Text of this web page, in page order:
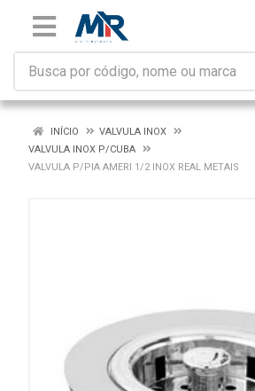
INÍCIO
VALVULA INOX
VALVULA INOX P/CUBA
VALVULA P/PIA AMERI 1/2 INOX REAL METAIS